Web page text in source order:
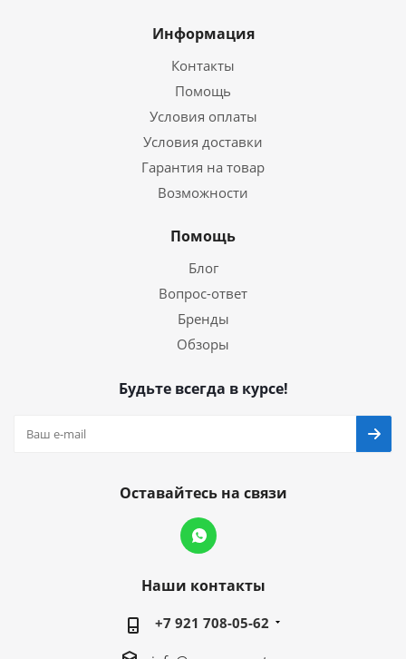
Информация
Контакты
Помощь
Условия оплаты
Условия доставки
Гарантия на товар
Возможности
Помощь
Блог
Вопрос-ответ
Бренды
Обзоры
Будьте всегда в курсе!
Оставайтесь на связи
Наши контакты
+7 921 708-05-62